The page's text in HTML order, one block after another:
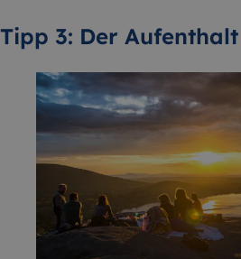
Tipp 3: Der Aufenthalt